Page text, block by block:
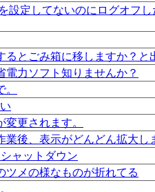
設定してないのにログオフ
るとごみ箱に移しますか？と
電力ソフト知りませんか？
更されます。
業後、表示がどんどん拡大し
ャットダウン
ツメの様なものが折れてる